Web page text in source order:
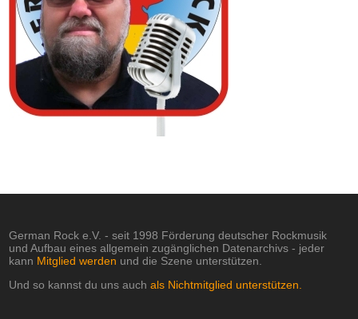
German Rock e.V. - seit 1998 Förderung deutscher Rockmusik
und Aufbau eines allgemein zugänglichen Datenarchivs - jeder
kann Mitglied werden und die Szene unterstützen.
Und so kannst du uns auchals Nichtmitglied unterstützen.